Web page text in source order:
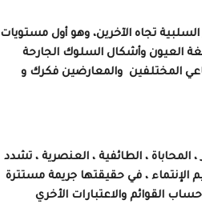
تجاه الآخرين، وهو أول مستويات
العيون وأشكال السلوك الجارحة
المختلفين والمعارضين فكرك و
المحاباة ، الطائفية ، العنصرية ، تشدد
، في حقيقتها جريمة مستترة
القوائم والاعتبارات الأخري